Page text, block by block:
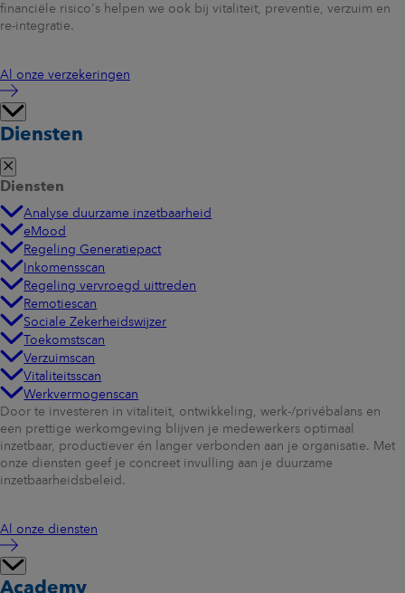
financiële risico's helpen we ook bij vitaliteit, preventie, verzuim en
re-integratie.
Al onze verzekeringen
Diensten
Diensten
Analyse duurzame inzetbaarheid
eMood
Regeling Generatiepact
Inkomensscan
Regeling vervroegd uittreden
Remotiescan
Sociale Zekerheidswijzer
Toekomstscan
Verzuimscan
Vitaliteitsscan
Werkvermogenscan
Door te investeren in vitaliteit, ontwikkeling, werk-/privébalans en
een prettige werkomgeving blijven je medewerkers optimaal
inzetbaar, productiever én langer verbonden aan je organisatie. Met
onze diensten geef je concreet invulling aan je duurzame
inzetbaarheidsbeleid.
Al onze diensten
Academy